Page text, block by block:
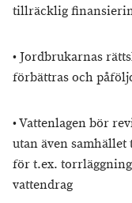
tillräcklig
•Jordbrukarnas
förbättras och
•Vattenlagen bör
utan även
för t.ex.
vattendrag